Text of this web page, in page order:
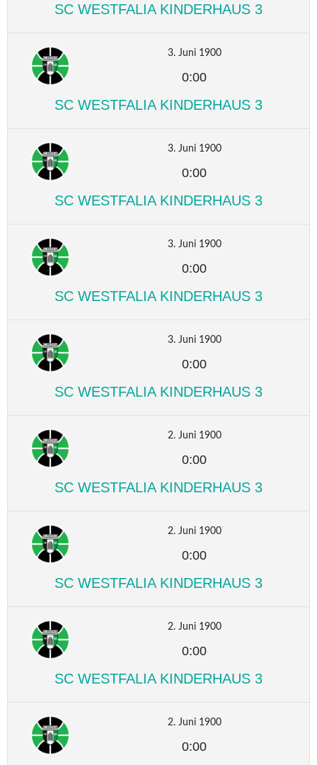
SC WESTFALIA KINDERHAUS 3
3. Juni 1900
0:00
SC WESTFALIA KINDERHAUS 3
3. Juni 1900
0:00
SC WESTFALIA KINDERHAUS 3
3. Juni 1900
0:00
SC WESTFALIA KINDERHAUS 3
3. Juni 1900
0:00
SC WESTFALIA KINDERHAUS 3
2. Juni 1900
0:00
SC WESTFALIA KINDERHAUS 3
2. Juni 1900
0:00
SC WESTFALIA KINDERHAUS 3
2. Juni 1900
0:00
SC WESTFALIA KINDERHAUS 3
2. Juni 1900
0:00